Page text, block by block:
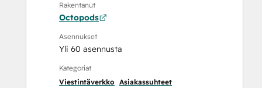
Rakentanut
Octopods
Asennukset
Yli 60 asennusta
Kategoriat
Viestintäverkko Asiakassuhteet